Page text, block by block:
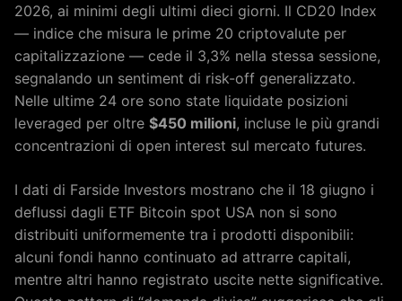
2026, ai minimi degli ultimi dieci giorni. Il CD20 Index
— indice che misura le prime 20 criptovalute per
capitalizzazione — cede il 3,3% nella stessa sessione,
segnalando un sentiment di risk-off generalizzato.
Nelle ultime 24 ore sono state liquidate posizioni
leveraged per oltre $450 milioni, incluse le più grandi
concentrazioni di open interest sul mercato futures.
I dati di Farside Investors mostrano che il 18 giugno i
deflussi dagli ETF Bitcoin spot USA non si sono
distribuiti uniformemente tra i prodotti disponibili:
alcuni fondi hanno continuato ad attrarre capitali,
mentre altri hanno registrato uscite nette significative.